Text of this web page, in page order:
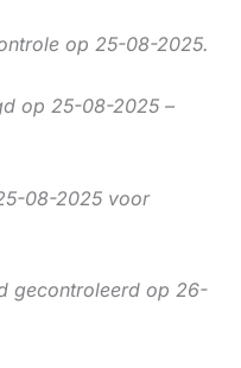
op 25-08-2025.
op 25-08-2025 –
08-2025 voor
gecontroleerd op 26-